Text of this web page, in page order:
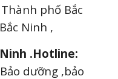
phố Bắc
Ninh ,
.Hotline:
dưỡng ,bảo